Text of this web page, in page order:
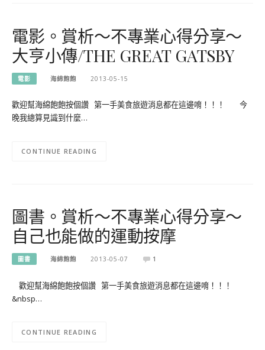
電影。賞析～不專業心得分享～
大亨小傳/THE GREAT GATSBY
電影 海綿飽飽 2013-05-15
歡迎幫海綿飽飽按個讚 第一手美食旅遊消息都在這邊唷！！！ 今
晚我總算見識到什麼…
CONTINUE READING
圖書。賞析～不專業心得分享～
自己也能做的運動按摩
圖書 海綿飽飽 2013-05-07 1
歡迎幫海綿飽飽按個讚 第一手美食旅遊消息都在這邊唷！！！
&nbsp…
CONTINUE READING